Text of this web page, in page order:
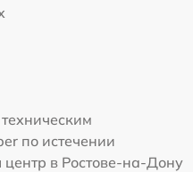
по истечении
в Ростове-на-Дону